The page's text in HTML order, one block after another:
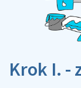
Krok I. -